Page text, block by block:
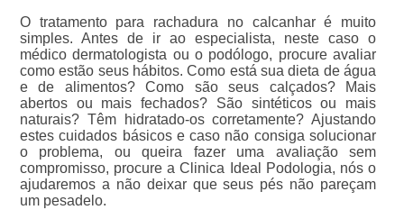
O tratamento para rachadura no calcanhar é muito
simples. Antes de ir ao especialista, neste caso o
médico dermatologista ou o podólogo, procure avaliar
como estão seus hábitos. Como está sua dieta de água
e de alimentos? Como são seus calçados? Mais
abertos ou mais fechados? São sintéticos ou mais
naturais? Têm hidratado-os corretamente? Ajustando
estes cuidados básicos e caso não consiga solucionar
o problema, ou queira fazer uma avaliação sem
compromisso, procure a Clinica Ideal Podologia, nós o
ajudaremos a não deixar que seus pés não pareçam
um pesadelo.